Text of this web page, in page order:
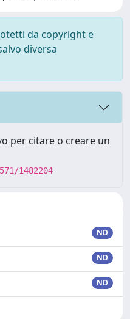
da copyright e
diversa
per citare o creare un
1482204
ND
ND
ND